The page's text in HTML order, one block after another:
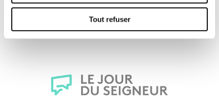
Tout refuser
Une production :CFRT/ Découpages